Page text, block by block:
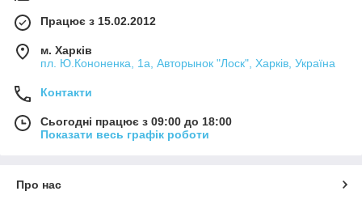
Працює з 15.02.2012
м. Харків
пл. Ю.Кононенка, 1а, Авторынок "Лоск", Харків, Україна
Контакти
Сьогодні працює з 09:00 до 18:00
Показати весь графік роботи
Про нас